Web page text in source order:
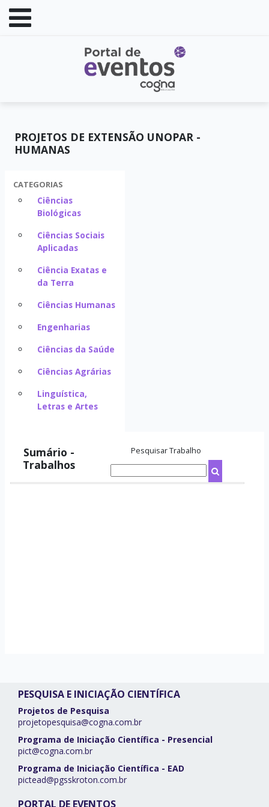
PROJETOS DE EXTENSÃO UNOPAR -
HUMANAS
CATEGORIAS
Ciências
Biológicas
Ciências Sociais
Aplicadas
Ciência Exatas e
da Terra
Ciências Humanas
Engenharias
Ciências da Saúde
Ciências Agrárias
Linguística,
Letras e Artes
Sumário -
Trabalhos
Pesquisar Trabalho
PESQUISA E INICIAÇÃO CIENTÍFICA
Projetos de Pesquisa
projetopesquisa@cogna.com.br
Programa de Iniciação Científica - Presencial
pict@cogna.com.br
Programa de Iniciação Científica - EAD
pictead@pgsskroton.com.br
PORTAL DE EVENTOS